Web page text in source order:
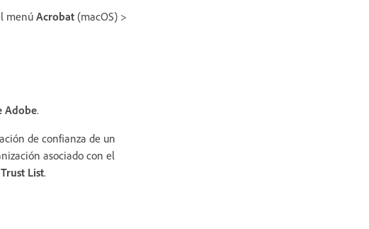
menúAcrobat (macOS) >
Adobe.
de confianza de un
asociado con el
List.